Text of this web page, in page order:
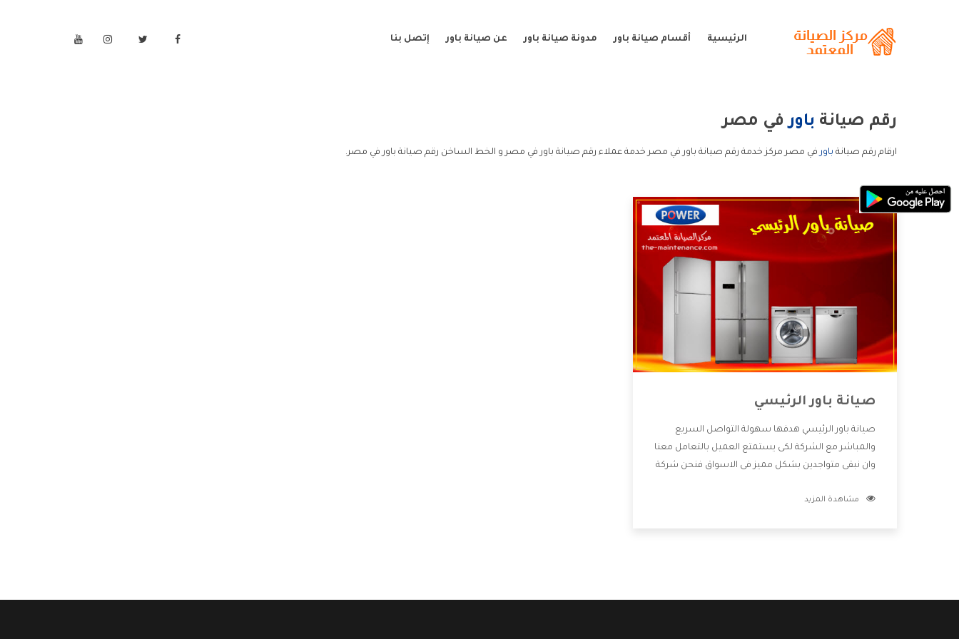
الرئيسية أقسام صيانة باور مدونة صيانة باور عن صيانة باور إتصل بنا
رقم صيانة باورفي مصر
ارقام رقم صيانة باورفي مصر مركز خدمة رقم صيانة باور في مصر خدمة عملاء رقم صيانة باور في مصر و الخط الساخن رقم صيانة باور في مصر.
صيانة باور الرئيسي
صيانة باور الرئيسي هدفها سهولة التواصل السريع
والمباشر مع الشركة لكى يستمتع العميل بالتعامل معنا
وان نبقى متواجدين بشكل مميز فى الاسواق فنحن شركة
بالخدمات التى تنفرد الشركة بها والتى تكون منها خدمة
مشاهدة المزيد